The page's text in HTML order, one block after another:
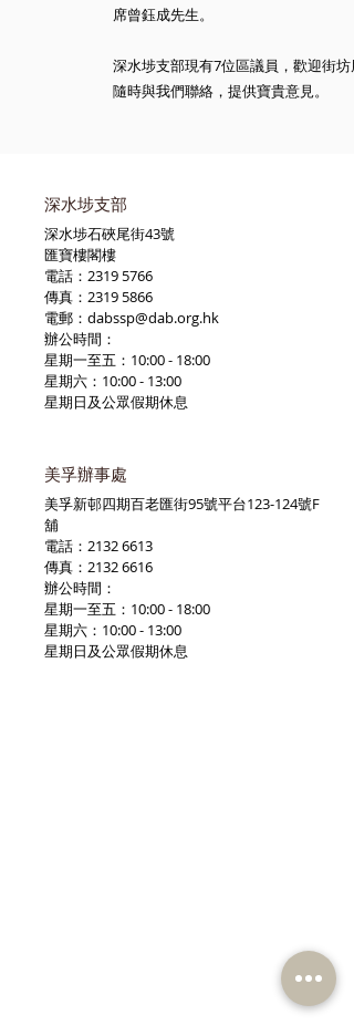
席曾鈺成先生。
深水埗支部現有7位區議員，歡迎街坊
隨時與我們聯絡，提供寶貴意見。
深水埗支部
深水埗石硤尾街43號
匯寶樓閣樓
電話：2319 5766
傳真：2319 5866
電郵： dabssp@dab.org.hk
辦公時間：
星期一至五：10:00 - 18:00
星期六：10:00 - 13:00
星期日及公眾假期休息
美孚辦事處
美孚新邨四期百老匯街95號平台123-124號F
舖
電話：2132 6613
傳真：2132 6616
辦公時間：
星期一至五：10:00 - 18:00
星期六：10:00 - 13:00
星期日及公眾假期休息